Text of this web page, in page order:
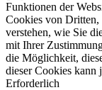
Funktionen der
Cookies von Dritten,
verstehen, wie Sie
mit Ihrer
die Möglichkeit,
dieser Cookies kann
Erforderlich